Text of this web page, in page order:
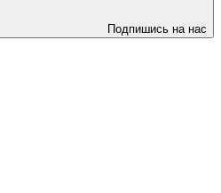
Подпишись на нас